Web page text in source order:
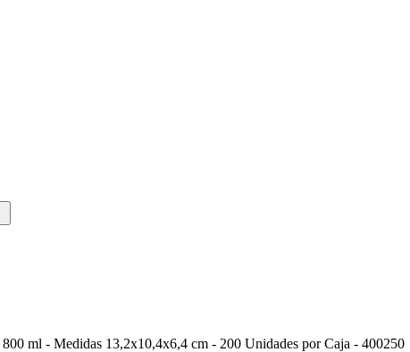
ml - Medidas 13,2x10,4x6,4 cm - 200 Unidades por Caja - 400250